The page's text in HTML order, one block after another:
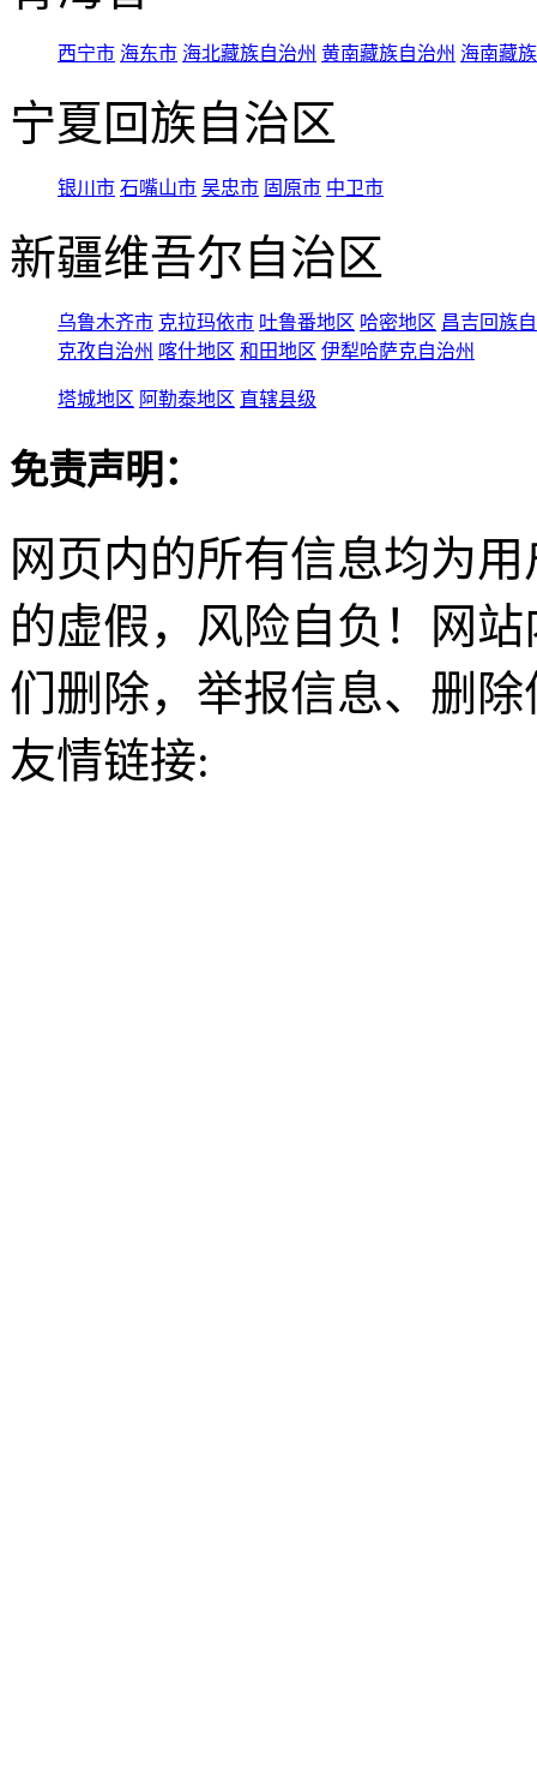
西宁市 海东市 海北藏族自治州 黄南藏族自治州 海南藏
宁夏回族自治区
银川市 石嘴山市 吴忠市 固原市 中卫市
新疆维吾尔自治区
乌鲁木齐市 克拉玛依市 吐鲁番地区 哈密地区 昌吉回族
克孜自治州 喀什地区 和田地区 伊犁哈萨克自治州
塔城地区 阿勒泰地区 直辖县级
免责声明：
网页内的所有信息均为
的虚假，风险自负！网
们删除，举报信息、删
友情链接: